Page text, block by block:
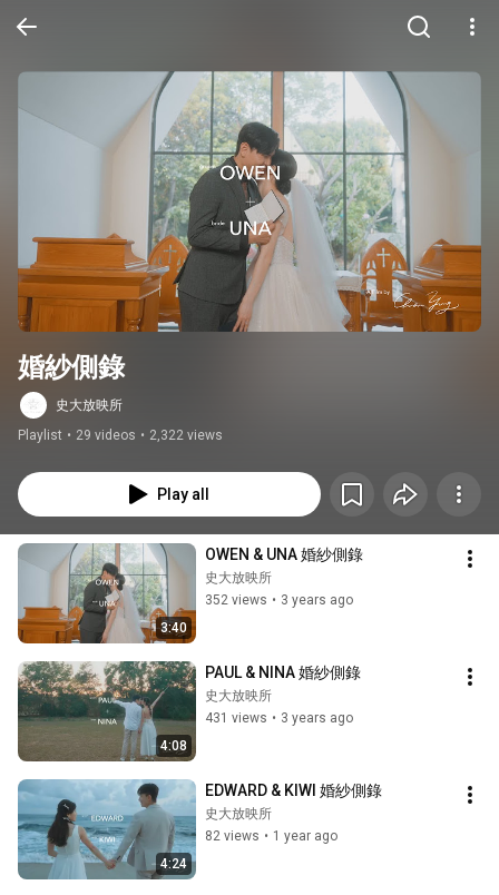
婚紗側錄
史大放映所
Playlist • 29 videos • 2,322 views
Play all
3:40
OWEN & UNA 婚紗側錄
史大放映所
352 views • 3 years ago
4:08
PAUL & NINA 婚紗側錄
史大放映所
431 views • 3 years ago
4:24
EDWARD & KIWI 婚紗側錄
史大放映所
82 views • 1 year ago